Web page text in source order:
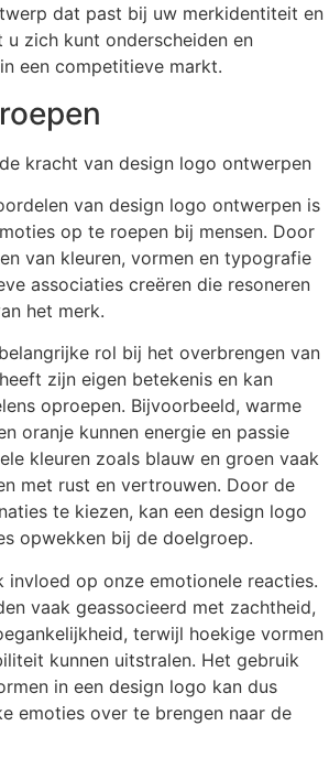
dat past bij uw merkidentiteit en
zich kunt onderscheiden en
een competitieve markt.
kracht van design logo ontwerpen
van design logo ontwerpen is
op te roepen bij mensen. Door
van kleuren, vormen en typografie
associaties creëren die resoneren
het merk.
rol bij het overbrengen van
zijn eigen betekenis en kan
oproepen. Bijvoorbeeld, warme
oranje kunnen energie en passie
kleuren zoals blauw en groen vaak
met rust en vertrouwen. Door de
te kiezen, kan een design logo
opwekken bij de doelgroep.
invloed op onze emotionele reacties.
vaak geassocieerd met zachtheid,
terwijl hoekige vormen
kunnen uitstralen. Het gebruik
in een design logo kan dus
emoties over te brengen naar de